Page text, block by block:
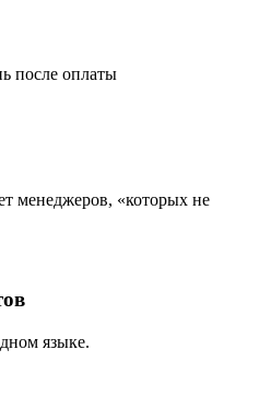
после оплаты
менеджеров, «которых не
языке.